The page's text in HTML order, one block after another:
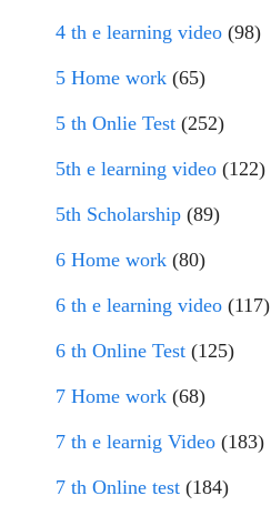
4 th e learning video (98)
5 Home work (65)
5 th Onlie Test (252)
5th e learning video (122)
5th Scholarship (89)
6 Home work (80)
6 th e learning video (117)
6 th Online Test (125)
7 Home work (68)
7 th e learnig Video (183)
7 th Online test (184)